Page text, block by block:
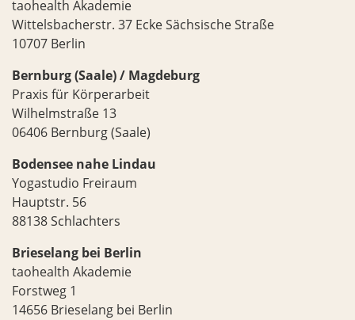
taohealth Akademie
Wittelsbacherstr. 37 Ecke Sächsische Straße
10707 Berlin
Bernburg (Saale) / Magdeburg
Praxis für Körperarbeit
Wilhelmstraße 13
06406 Bernburg (Saale)
Bodensee nahe Lindau
Yogastudio Freiraum
Hauptstr. 56
88138 Schlachters
Brieselang bei Berlin
taohealth Akademie
Forstweg 1
14656 Brieselang bei Berlin